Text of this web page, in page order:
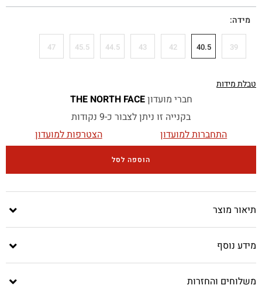
מידה
39
40.5
42
43
44.5
45.5
47
טבלת מידות
חברי מועדוןTHE NORTH FACE
בקנייה זו ניתן לצבור כ-9 נקודות
התחברות למועדון
הצטרפות למועדון
הוספה לסל
תיאור מוצר
מידע נוסף
משלוחים והחזרות